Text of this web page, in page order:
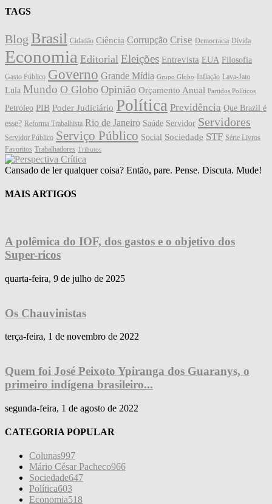
TAGS
Blog Brasil Cidadão Ciência Corrupção Crise Democracia Dívida
Economia Editorial Eleições Entrevista EUA Filosofia
Gasto Público Governo Grande Mídia Grupo Globo Inflação Lava-Jato
Lula Mundo O Globo Opinião Orçamento Anual Partidos Políticos
Petróleo PIB Poder Judiciário Política Previdência Que Brazil é
esse? Reforma Trabalhista Rio de Janeiro Saúde Servidor Servidores
Servidor Público Serviço Público Social Sociedade STF Série Livros
Favoritos Trabalhadores Tributos
Cansado de ler qualquer coisa? Então, pare. Pense. Discuta. Mude!
MAIS ARTIGOS
A polêmica do IOF, dos gastos e o objetivo dos
Super-ricos
quarta-feira, 9 de julho de 2025
Os Chauvinistas
terça-feira, 1 de novembro de 2022
Quem foi José Peixoto Ypiranga dos Guaranys, o
primeiro indígena brasileiro...
segunda-feira, 1 de agosto de 2022
CATEGORIA POPULAR
Colunas997
Mário César Pacheco966
Sociedade647
Política603
Economia518